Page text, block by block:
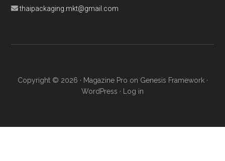
thaipackaging.mkt@gmail.com
Copyright © 2026 · Magazine Pro on Genesis Framework·
WordPress · Log in